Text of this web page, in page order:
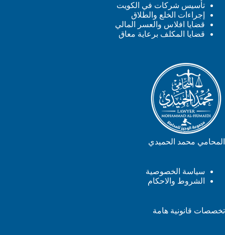
تأسيس شركات في الكويت
إجراءات الخلع والطلاق
قضايا افلاس والعسر المالي
قضايا المكلف برعاية معاق
المحامي محمد الحميدي
سياسة الخصوصية
الشروط والاحكام
تخصصات قانونية هامة